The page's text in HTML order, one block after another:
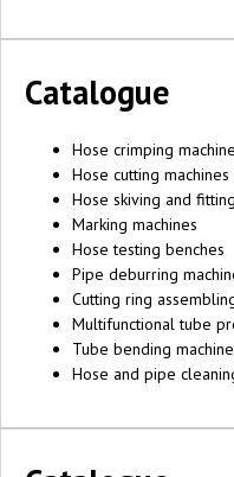
Catalogue
Hose crimping
Hose cutting machines
Hose skiving and
Marking machines
Hose testing benches
Pipe deburring
Cutting ring
Multifunctional tube
Tube bending
Hose and pipe